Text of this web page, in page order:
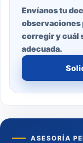
Envíanos tu
observaciones
corregir y cuál
adecuada.
ASESORÍA